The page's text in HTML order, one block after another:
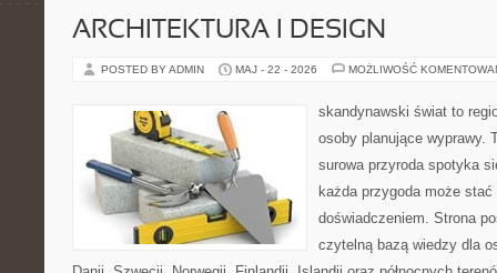
ARCHITEKTURA I DESIGN
POSTED BY ADMIN MAJ - 22 - 2026 MOŻLIWOŚĆ
skandynawski świat to
osoby planujące wyprawy.
surowa przyroda spotyka
każda przygoda może
doświadczeniem. Strona
czytelną bazą wiedzy dla